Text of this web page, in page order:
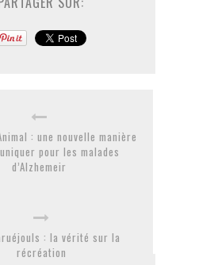
: une nouvelle manière
pour les malades
d’Alzhemeir
: la vérité sur la
récréation